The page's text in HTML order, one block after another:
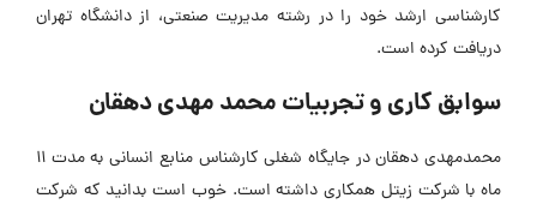
کارشناسی ارشد خود را در رشته مدیریت صنعتی، از دانشگاه تهران
دریافت کرده‌ است.
سوابق کاری و تجربیات محمد مهدی دهقان
محمدمهدی دهقان در جایگاه شغلی کارشناس منابع انسانی به مدت 11
ماه با شرکت زیتل همکاری داشته‌ است. خوب است بدانید که شرکت